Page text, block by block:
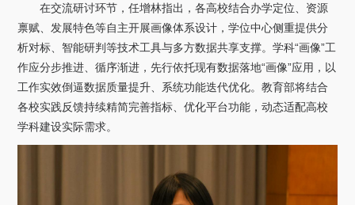
在交流研讨环节，任增林指出，各高校结合办学定位、资源
禀赋、发展特色等自主开展画像体系设计，学位中心侧重提供分
析对标、智能研判等技术工具与多方数据共享支撑。学科“画像”工
作应分步推进、循序渐进，先行依托现有数据落地“画像”应用，以
工作实效倒逼数据质量提升、系统功能迭代优化。教育部将结合
各校实践反馈持续精简完善指标、优化平台功能，动态适配高校
学科建设实际需求。